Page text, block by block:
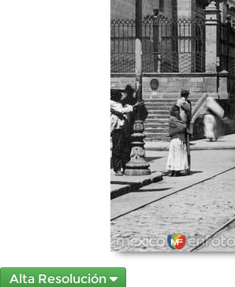
Alta Resolución